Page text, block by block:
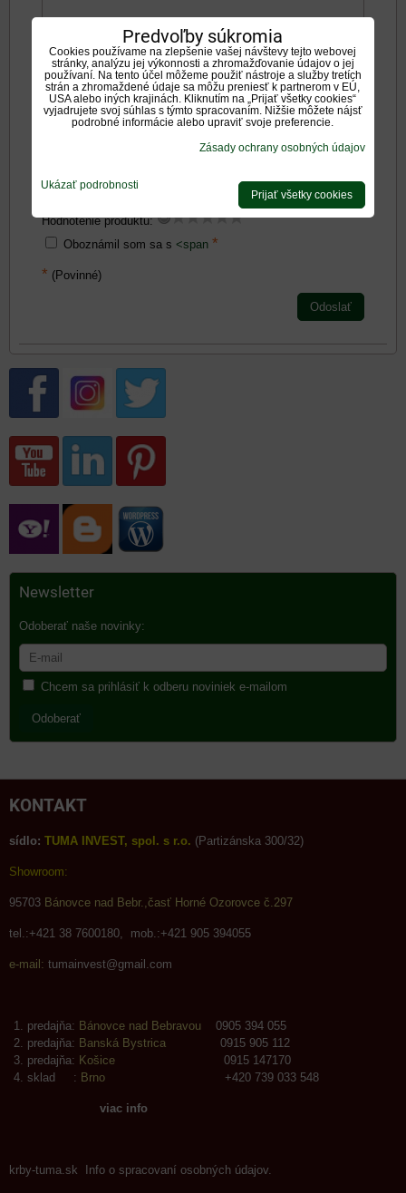
Negatíva:
Zadajte prosím hodnotenie, výhody alebo zápory - aspoň
Hodnotenie produktu:
Oboznámil som sa s <span *
* (Povinné)
Odoslať
Newsletter
Odoberať naše novinky:
Chcem sa prihlásiť k odberu noviniek e-mailom
Odoberať
KONTAKT
sídlo: TUMA INVEST, spol. s r.o. (Partizánska 300/32)
Showroom:
95703 Bánovce nad Bebr.,časť Horné Ozorovce č.297
tel.:+421 38 7600180, mob.:+421 905 394055
e-mail: tumainvest@gmail.com
predajňa: Bánovce nad Bebravou 0905 394 055
predajňa: Banská Bystrica 0915 905 112
predajňa: Košice 0915 147170
sklad : Brno +420 739 033 548
viac info
krby-tuma.sk Info o spracovaní osobných údajov.
Predvoľby súkromia
Cookies používame na zlepšenie vašej návštevy tejto webovej
stránky, analýzu jej výkonnosti a zhromažďovanie údajov o jej
používaní. Na tento účel môžeme použiť nástroje a služby tretích
strán a zhromaždené údaje sa môžu preniesť k partnerom v EÚ,
USA alebo iných krajinách. Kliknutím na „Prijať všetky cookies“
vyjadrujete svoj súhlas s týmto spracovaním. Nižšie môžete nájsť
podrobné informácie alebo upraviť svoje preferencie.
Zásady ochrany osobných údajov
Ukázať podrobnosti
Prijať všetky cookies